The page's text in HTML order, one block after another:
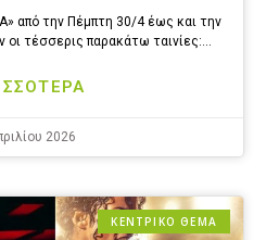
από την Πέμπτη 30/4 έως και την
τέσσερις παρακάτω ταινίες:…
2026
ΚΕΝΤΡΙΚΟ ΘΕΜΑ